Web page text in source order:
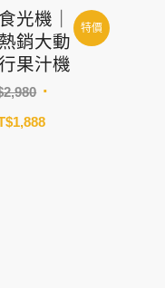
光機｜
銷大動
果汁機
2,980
價
1,888目
特價